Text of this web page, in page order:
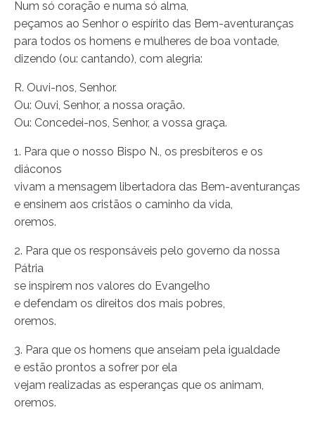
Num só coração e numa só alma,
peçamos ao Senhor o espírito das Bem-aventuranças
para todos os homens e mulheres de boa vontade,
dizendo (ou: cantando), com alegria:
R. Ouvi-nos, Senhor.
Ou: Ouvi, Senhor, a nossa oração.
Ou: Concedei-nos, Senhor, a vossa graça.
1. Para que o nosso Bispo N., os presbíteros e os
diáconos
vivam a mensagem libertadora das Bem-aventuranças
e ensinem aos cristãos o caminho da vida,
oremos.
2. Para que os responsáveis pelo governo da nossa
Pátria
se inspirem nos valores do Evangelho
e defendam os direitos dos mais pobres,
oremos.
3. Para que os homens que anseiam pela igualdade
e estão prontos a sofrer por ela
vejam realizadas as esperanças que os animam,
oremos.